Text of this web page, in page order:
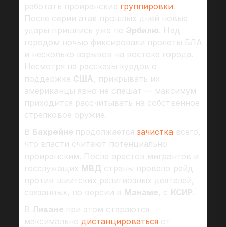
работать проиранские группировки.
После серии атак прошлых дней новые
удары пришлись уже по Эрбилю. Над
городом ночью фиксировали пролеты БЛА
и несколько взрывов на востоке города.
Несмотря на рассказы курдов о
поддержке США, прикрывать их
американцы явно не спешат — максимум
приходится рассчитывать на собственное
стрелковое оружие.
В Бахрейне продолжается зачистка всего,
что власти считают потенциально
проиранским. После арестов мигрантов и
госслужащих МВД страны провело рейд
против шиитских религиозных деятелей,
связанных, по версии в Манаме, с КСИР.
В Ливане при этом стараются
максимально дистанцироваться от